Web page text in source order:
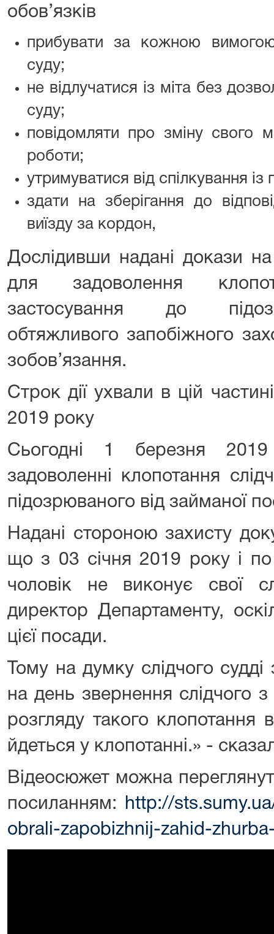
обов’язків
прибувати за кожною
суду;
не відлучатися із міта без
суду;
повідомляти про зміну свого
роботи;
утримуватися від спілкування із
здати на зберігання до
виїзду за кордон,
Дослідивши надані докази
для задоволення
застосування до
обтяжливого запобіжного
зобов’язання.
Строк дії ухвали в цій
2019 року
Сьогодні 1 березня
задоволенні клопотання
підозрюваного від займаної
Надані стороною захисту
що з 03 січня 2019 року і
чоловік не виконує свої
директор Департаменту,
цієї посади.
Тому на думку слідчого
на день звернення слідчого
розгляду такого клопотання
йдеться у клопотанні.» -
Відеосюжет можна
посиланням:
http://
obrali-zapobizhnij-zahid-